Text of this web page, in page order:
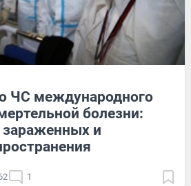
ЧС международного
болезни:
зараженных и
1